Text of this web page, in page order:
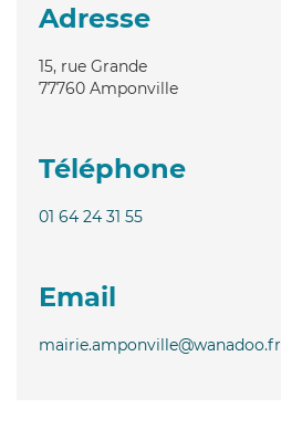
Adresse
15, rue Grande
77760 Amponville
Téléphone
01 64 24 31 55
Email
mairie.amponville@wanadoo.fr